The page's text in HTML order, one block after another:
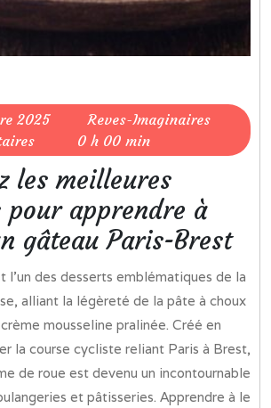
202523
Décembre
2025
Reves-ImaginairesReves-
0 h 00 min
les meilleures
pour apprendre à
gâteau Paris-Brest
alliant la légèreté de la pâte à choux
mousseline pralinée. Créé en
la course cycliste reliant Paris à Brest,
de roue est devenu un incontournable
et pâtisseries. Apprendre à le